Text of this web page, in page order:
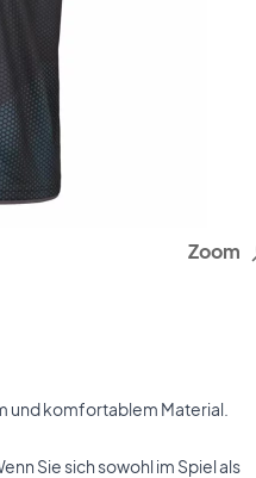
Zoom
und komfortablem Material.
Sie sich sowohl im Spiel als